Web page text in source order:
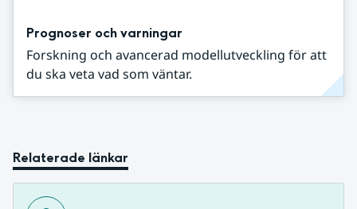
Prognoser och varningar
Forskning och avancerad modellutveckling för att
du ska veta vad som väntar.
Relaterade länkar